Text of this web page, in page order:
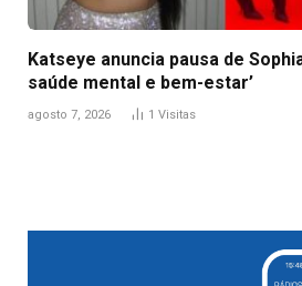
Katseye anuncia pausa de
saúde mental e bem-estar’
agosto 7, 2026 1 Visitas